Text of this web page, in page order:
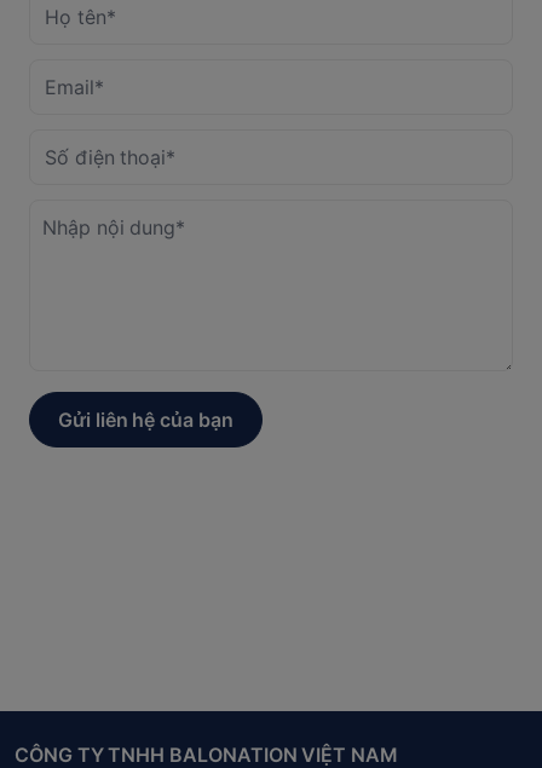
Gửi liên hệ của bạn
CÔNG TY TNHH BALONATION VIỆT NAM